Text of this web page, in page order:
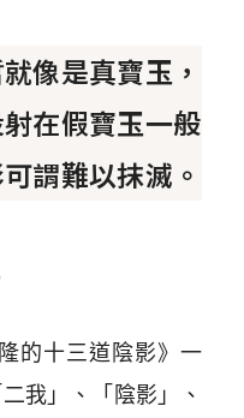
像是真寶玉，
在假寶玉一般
謂難以抹滅。
的十三道陰影》一
我」、「陰影」、